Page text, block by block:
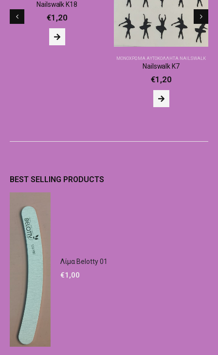
Nailswalk Κ18
€1,20
ΜΟΝΌΧΡΩΜΑ ΑΥΤΟΚΌΛΛΗΤΑ NAILSWALK
Nailswalk Κ7
€1,20
BEST SELLING PRODUCTS
Λίμα Belotty 01
€1,00